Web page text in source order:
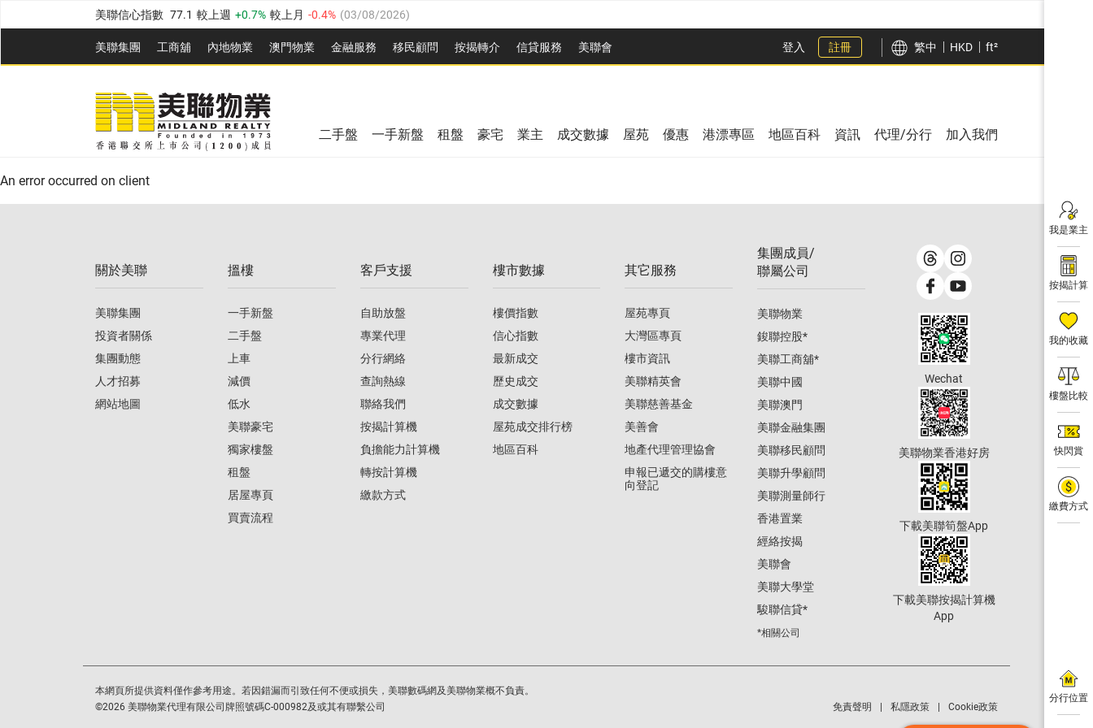
美聯信心指數 77.1 較上週 0.7% 較上月 -0.4% (03/08/2026)
全港樓價指數 149.1 較上週 0% 較上月 0.4% (03/08/2026)
港島樓價指數 157.4 較上週 -0.3% 較上月 -0.8% (03/08/2026)
九龍樓價指數 156.4 較上週 -0.1%
新界樓價指數 134.8 較上週 0.1% 0.9% 03/08/2026
美聯信心指數 77.1 較上週 0.7% 較上月
美聯集團 工商舖 內地物業 澳門物業 金融服務 移民顧問 按揭轉介 信貸服務 美聯會
全港樓價指數 149.1 較上週 0% 較上月
美聯信心指數 較上週 0.7% 03/08/2026)
登入 註冊 繁中 HKD ft²
我是業主
按揭計算
我的收藏
樓盤比較
快閃賞
繳費方式
分行位置
二手盤 一手新盤 租盤 豪宅 業主 成交數據 屋苑 優惠 港漂專區 地區百科 資訊 代理/分行 加入我們
An error occurred on client
關於美聯
美聯集團
投資者關係
集團動態
人才招募
網站地圖
搵樓
一手新盤
二手盤
上車
減價
低水
美聯豪宅
獨家樓盤
租盤
居屋專頁
買賣流程
客戶支援
自助放盤
專業代理
分行網絡
查詢熱線
聯絡我們
按揭計算機
負擔能力計算機
轉按計算機
繳款方式
樓市數據
樓價指數
信心指數
最新成交
歷史成交
成交數據
屋苑成交排行榜
地區百科
其它服務
屋苑專頁
大灣區專頁
樓市資訊
美聯精英會
美聯慈善基金
美善會
地產代理管理協會
申報已遞交的購樓意
向登記
集團成員/
聯屬公司
美聯物業
鋑聯控股*
美聯工商舖*
美聯中國
美聯澳門
美聯金融集團
美聯移民顧問
美聯升學顧問
美聯測量師行
香港置業
經絡按揭
美聯會
美聯大學堂
駿聯信貸*
*相關公司
Wechat
美聯物業香港好房
下載美聯筍盤App
下載美聯按揭計算機
App
本網頁所提供資料僅作參考用途。若因錯漏而引致任何不便或損失，美聯數碼網及美聯物業概不負責。
©2026 美聯物業代理有限公司牌照號碼C-000982及或其有聯繫公司 免責聲明 私隱政策 Cookie政策